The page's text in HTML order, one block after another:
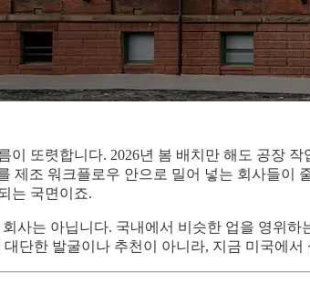
이 또렷합니다. 2026년 봄 배치만 해도 공장
제조 워크플로우 안으로 밀어 넣는 회사들이
는 국면이죠.
사는 아닙니다. 국내에서 비슷한 업을 영위
단한 발굴이나 추천이 아니라, 지금 미국에